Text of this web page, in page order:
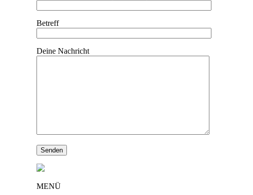
Betreff
Deine Nachricht
MENÜ